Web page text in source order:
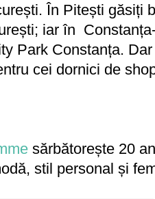
În Pitești găsiți
iar în
Park Constanța.
cei dornici de
sărbătorește 20
stil personal și